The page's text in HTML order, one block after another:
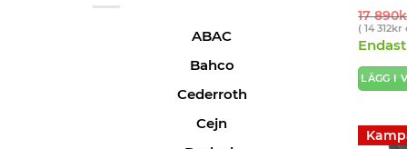
ABAC
Bahco
Cederroth
Cejn
17 890
(14 312kr
LÄGG I